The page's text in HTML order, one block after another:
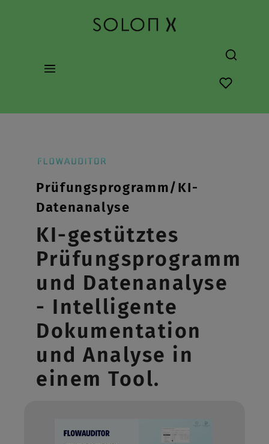
Du hast
Prüfungsprogramm/KI-
Datenanalyse
KI-gestütztes
Prüfungsprogramm
und Datenanalyse
- Intelligente
Dokumentation
und Analyse in
einem Tool.